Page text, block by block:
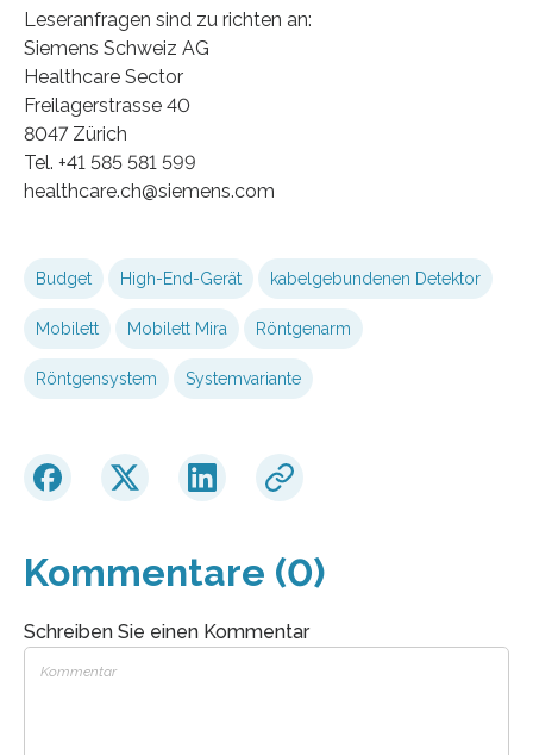
Leseranfragen sind zu richten an:
Siemens Schweiz AG
Healthcare Sector
Freilagerstrasse 40
8047 Zürich
Tel. +41 585 581 599
healthcare.ch@siemens.com
Budget High-End-Gerät kabelgebundenen Detektor
Mobilett Mobilett Mira Röntgenarm
Röntgensystem Systemvariante
Kommentare (0)
Schreiben Sie einen Kommentar